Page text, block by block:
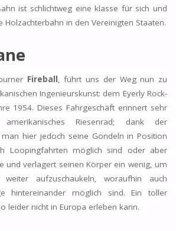
ist schlichtweg eine klasse für sich und
in den Vereinigten Staaten.
Fireball, führt uns der Weg nun zu
Ingenieurskunst: dem Eyerly Rock-
1954. Dieses Fahrgeschäft erinnert sehr
Riesenrad; dank der
hier jedoch seine Gondeln in Position
Loopingfahrten möglich sind oder aber
und verlagert seinen Körper ein wenig, um
aufzuschaukeln, woraufhin auch
hintereinander möglich sind. Ein toller
leider nicht in Europa erleben kann.